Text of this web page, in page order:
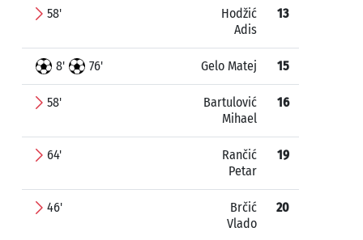
58'
Hodžić
Adis
13
8' 76' Gelo Matej 15
58'
Bartulović
Mihael
16
64'
Rančić
Petar
19
46'
Brčić
Vlado
20